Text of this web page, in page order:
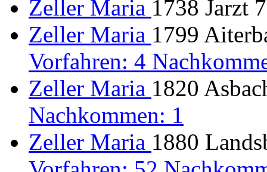
Zeller Maria 1738 Jarzt
Zeller Maria 1799
Vorfahren: 4
Zeller Maria 1820
Nachkommen: 1
Zeller Maria 1880